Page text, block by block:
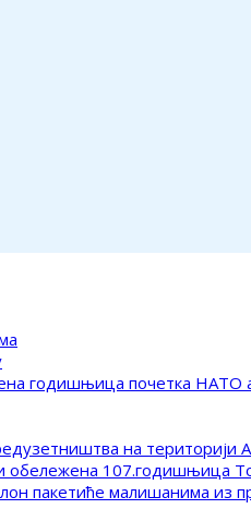
годишњица почетка НАТО
на територији
107.годишњица
пакетиће малишанима из